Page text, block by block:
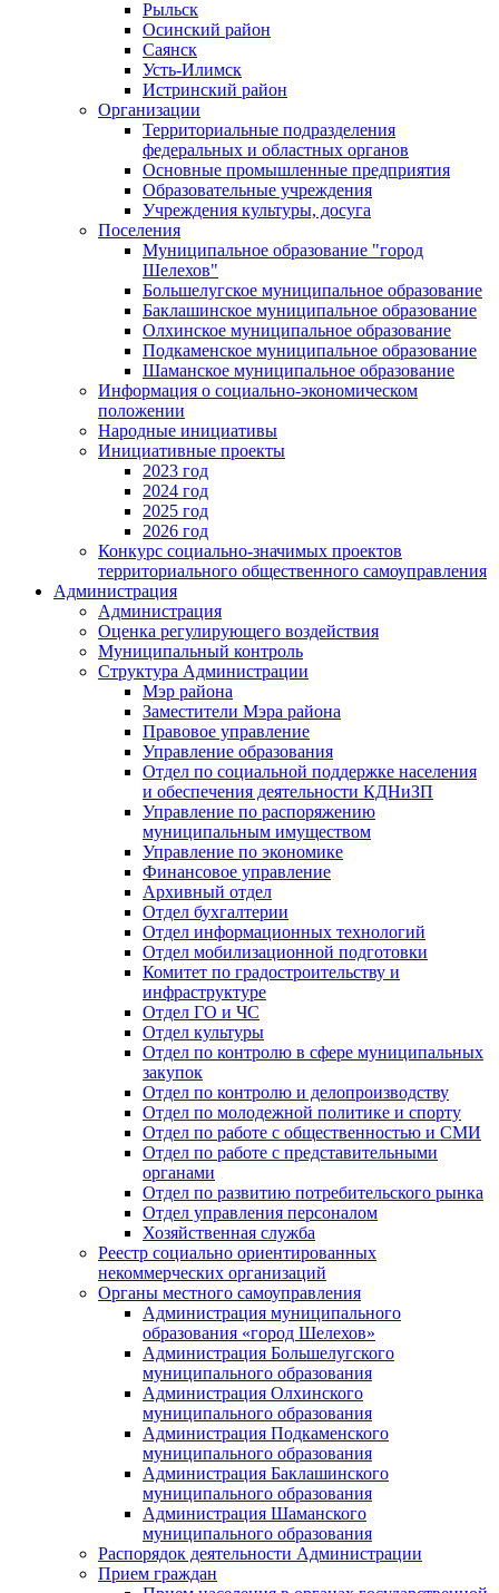
Рыльск
Осинский район
Саянск
Усть-Илимск
Истринский район
Организации
Территориальные подразделения
федеральных и областных органов
Основные промышленные предприятия
Образовательные учреждения
Учреждения культуры, досуга
Поселения
Муниципальное образование "город
Шелехов"
Большелугское муниципальное образование
Баклашинское муниципальное образование
Олхинское муниципальное образование
Подкаменское муниципальное образование
Шаманское муниципальное образование
Информация о социально-экономическом
положении
Народные инициативы
Инициативные проекты
2023 год
2024 год
2025 год
2026 год
Конкурс социально-значимых проектов
территориального общественного самоуправления
Администрация
Администрация
Оценка регулирующего воздействия
Муниципальный контроль
Структура Администрации
Мэр района
Заместители Мэра района
Правовое управление
Управление образования
Отдел по социальной поддержке населения
и обеспечения деятельности КДНиЗП
Управление по распоряжению
муниципальным имуществом
Управление по экономике
Финансовое управление
Архивный отдел
Отдел бухгалтерии
Отдел информационных технологий
Отдел мобилизационной подготовки
Комитет по градостроительству и
инфраструктуре
Отдел ГО и ЧС
Отдел культуры
Отдел по контролю в сфере муниципальных
закупок
Отдел по контролю и делопроизводству
Отдел по молодежной политике и спорту
Отдел по работе с общественностью и СМИ
Отдел по работе с представительными
органами
Отдел по развитию потребительского рынка
Отдел управления персоналом
Хозяйственная служба
Реестр социально ориентированных
некоммерческих организаций
Органы местного самоуправления
Администрация муниципального
образования «город Шелехов»
Администрация Большелугского
муниципального образования
Администрация Олхинского
муниципального образования
Администрация Подкаменского
муниципального образования
Администрация Баклашинского
муниципального образования
Администрация Шаманского
муниципального образования
Распорядок деятельности Администрации
Прием граждан